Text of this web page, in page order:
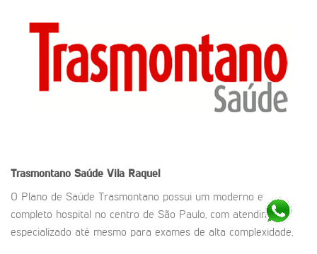
Trasmontano Saúde Vila Raquel
O Plano de Saúde Trasmontano possui um moderno e
completo hospital no centro de São Paulo, com atendimento
especializado até mesmo para exames de alta complexidade,